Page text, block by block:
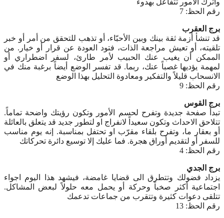
رقم الحظ: 7
برج العقرب
قد تنشأ أزمة ثقة بينك وبين الأحبّاء، أو تذهب للتحقق من أمر أو خبر
تلقيته، أو تعيش مراجعة الذات، فتود العودة عن قرار أو خيار. من
الممكن أن يغيب عنك الحبيب لأمر طارئ، لسفر اضطراري أو
لمهمة يؤديها غصباً عنك، ربما. قد تفسر الوضع أيضاً برغبة منك في
الانسحاب قليلاً والتفكير ومعادوة التحليل بهذا الوضع
رقم الحظ: 9
برج القوس
تبدأ صفحة جديدة وتفرح لحسم الأمور وتكون رؤيتك واضحة تماماً.
تتلاحق الاحداث وتكون سعيداً لانفراج او لتطور جديد قد يتعلق بالعائلة
أو بعقار ما، وتفرح بلقاء مقرّب او تحتفل بمناسبة. إنه يوم مناسب
للسفر أو لتقديم أوراق هجرة. فما عليك إلا توسيع دائرة تحركاتك
رقم الحظ: 4
برج الجدي
يزداد فضولك وتتطرق الى قضايا غامضة، فيشهد هذا اليوم اجواء
اجتماعية أكثر صخباً وحركة أو يحمل معه حلولاً لبعض المشاكل.
تتلقى دعوات كثيرة وتتقرب من جماعات تدعمك
رقم الحظ: 13